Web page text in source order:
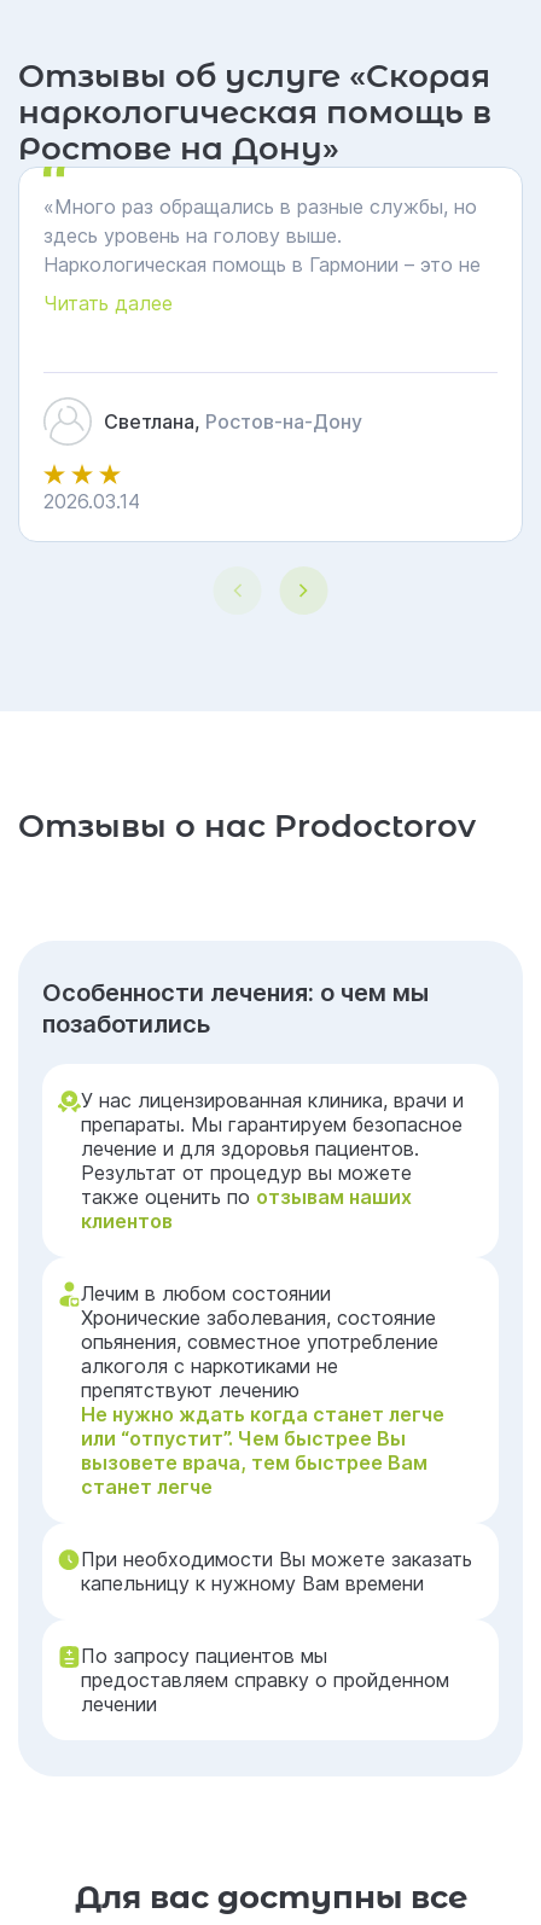
Отзывы об услуге «Скорая
наркологическая помощь в
Ростове на Дону»
«Много раз обращались в разные службы, но
здесь уровень на голову выше.
Наркологическая помощь в Гармонии – это не
просто капельница, это поддержка. Врач
настоящие врачи от бога»
Читать далее
Светлана, Ростов-на-Дону
2026.03.14
Отзывы о нас Prodoctorov
Особенности лечения: о чем мы
позаботились
У нас лицензированная клиника, врачи и
препараты. Мы гарантируем безопасное
лечение и для здоровья пациентов.
Результат от процедур вы можете
также оценить по отзывам наших
клиентов
Лечим в любом состоянии
Хронические заболевания, состояние
опьянения, совместное употребление
алкоголя с наркотиками не
препятствуют лечению
Не нужно ждать когда станет легче
или “отпустит”. Чем быстрее Вы
вызовете врача, тем быстрее Вам
станет легче
При необходимости Вы можете заказать
капельницу к нужному Вам времени
По запросу пациентов мы
предоставляем справку о пройденном
лечении
Для вас доступны все